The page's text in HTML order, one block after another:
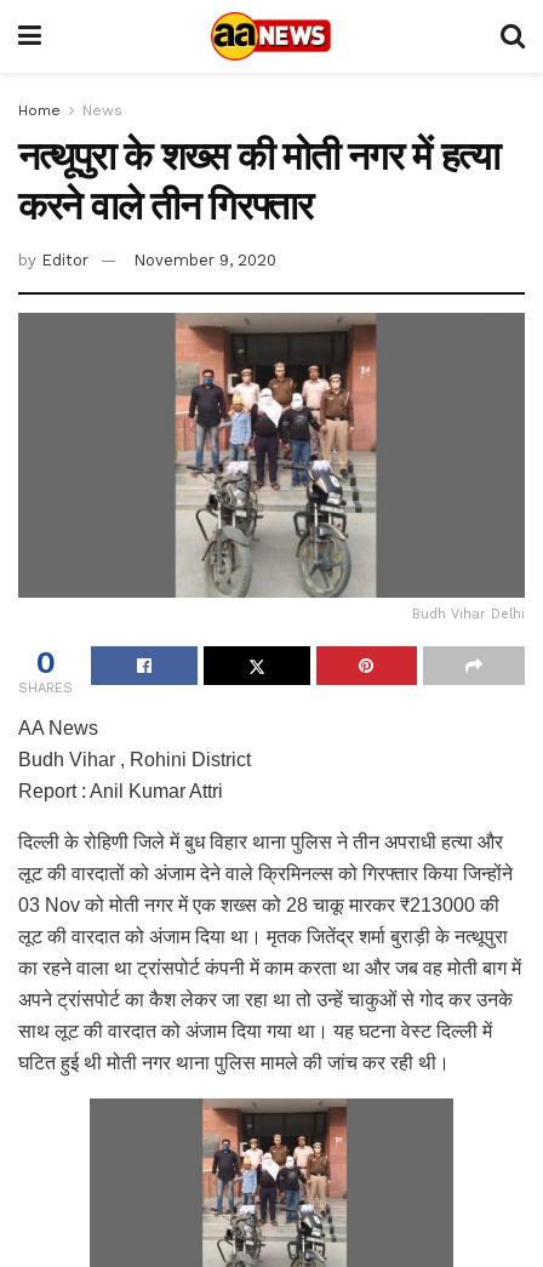
Home News
नत्थूपुरा के शख्स की मोती नगर में हत्या
करने वाले तीन गिरफ्तार
by Editor November 9, 2020
Budh Vihar Delhi
0
SHARES
AA News
Budh Vihar , Rohini District
Report : Anil Kumar Attri
दिल्ली के रोहिणी जिले में बुध विहार थाना पुलिस ने तीन अपराधी हत्या और
लूट की वारदातों को अंजाम देने वाले क्रिमिनल्स को गिरफ्तार किया जिन्होंने
03 Nov को मोती नगर में एक शख्स को 28 चाकू मारकर ₹213000 की
लूट की वारदात को अंजाम दिया था। मृतक जितेंद्र शर्मा बुराड़ी के नत्थूपुरा
का रहने वाला था ट्रांसपोर्ट कंपनी में काम करता था और जब वह मोती बाग में
अपने ट्रांसपोर्ट का कैश लेकर जा रहा था तो उन्हें चाकुओं से गोद कर उनके
साथ लूट की वारदात को अंजाम दिया गया था। यह घटना वेस्ट दिल्ली में
घटित हुई थी मोती नगर थाना पुलिस मामले की जांच कर रही थी।